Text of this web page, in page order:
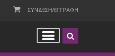
ΣΥΝΔΕΣΗ/ΕΓΓΡΑΦΗ